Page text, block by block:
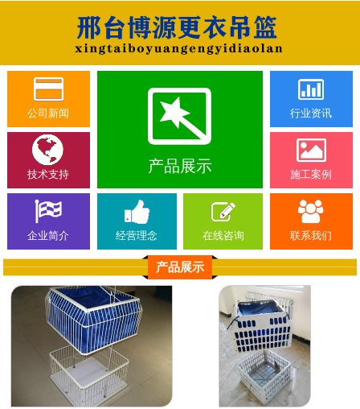
公司新闻
技术支持
企业简介
产品展示
经营理念 在线咨询
行业资讯
施工案例
联系我们
产品展示